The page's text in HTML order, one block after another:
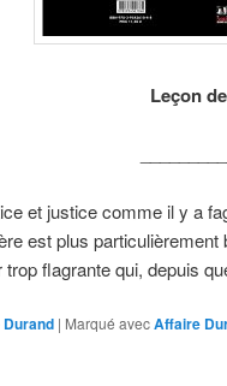
Leçon
justice comme il y a
est plus particulièrement
trop flagrante qui, depuis
| Marqué avecAffaire